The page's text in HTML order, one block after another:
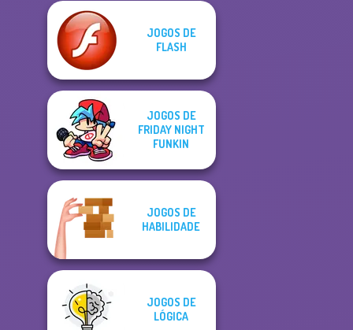
JOGOS DE
FLASH
JOGOS DE
FRIDAY NIGHT
FUNKIN
JOGOS DE
HABILIDADE
JOGOS DE
LÓGICA